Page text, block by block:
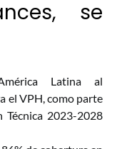
se
Latina al
el VPH, como parte
Técnica 2023-2028